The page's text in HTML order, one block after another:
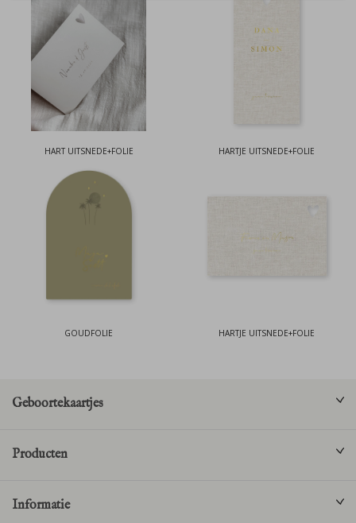
HART UITSNEDE+FOLIE HARTJE UITSNEDE+FOLIE
GOUDFOLIE HARTJE UITSNEDE+FOLIE
Geboortekaartjes
Producten
Informatie